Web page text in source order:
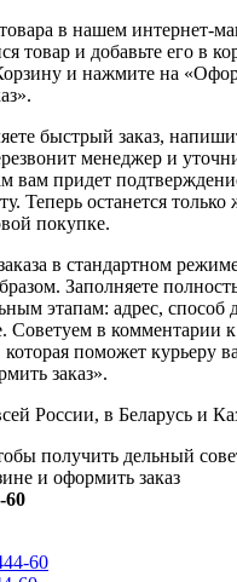
в нашем интернет-
товар и добавьте его в
и нажмите на
быстрый заказ,
менеджер и
вам придет
Теперь останется только
покупке.
в стандартном
Заполняете
этапам: адрес, способ
Советуем в комментарии к
поможет курьеру
заказ».
России, в Беларусь и
получить дельный
и оформить заказ
60
60